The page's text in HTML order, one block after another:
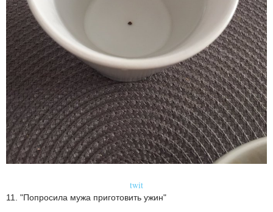
twit
11. "Попросила мужа приготовить ужин"